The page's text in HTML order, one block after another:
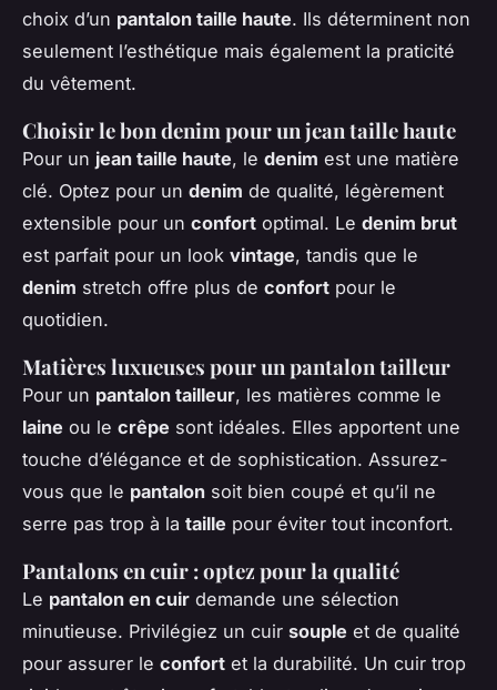
choix d’un pantalon taille haute. Ils déterminent non
seulement l’esthétique mais également la praticité
du vêtement.
Choisir le bon denim pour un jean taille haute
Pour un jean taille haute, le denim est une matière
clé. Optez pour un denim de qualité, légèrement
extensible pour un confort optimal. Le denim brut
est parfait pour un look vintage, tandis que le
denim stretch offre plus de confort pour le
quotidien.
Matières luxueuses pour un pantalon tailleur
Pour un pantalon tailleur, les matières comme le
laine ou le crêpe sont idéales. Elles apportent une
touche d’élégance et de sophistication. Assurez-
vous que le pantalon soit bien coupé et qu’il ne
serre pas trop à la taille pour éviter tout inconfort.
Pantalons en cuir : optez pour la qualité
Le pantalon en cuir demande une sélection
minutieuse. Privilégiez un cuir souple et de qualité
pour assurer le confort et la durabilité. Un cuir trop